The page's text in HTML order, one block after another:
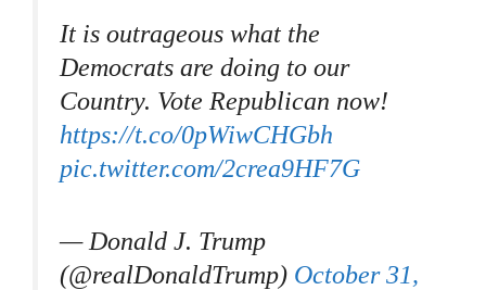
It is outrageous what the
Democrats are doing to our
Country. Vote Republican now!
https://t.co/0pWiwCHGbh
pic.twitter.com/2crea9HF7G
— Donald J. Trump
(@realDonaldTrump) October 31,